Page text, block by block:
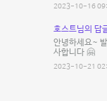
2023-10-16
호스트님의 답
안녕하세요~
사합니다 🤗
2023-10-21